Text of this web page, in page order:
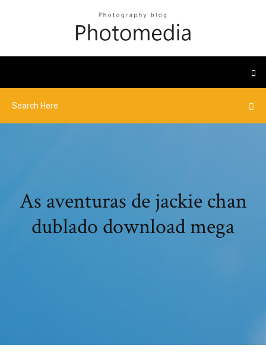
As aventuras de jackie chan
dublado download mega